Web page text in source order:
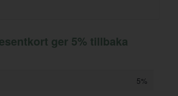
ger 5% tillbaka
5%